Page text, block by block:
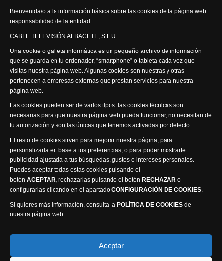
Bienvenida/o a la información básica sobre las cookies de la página web
responsabilidad de la entidad:
CABLE TELEVISIÓN ALBACETE, S.L.U
Una cookie o galleta informática es un pequeño archivo de información
que se guarda en tu ordenador, “smartphone” o tableta cada vez que
visitas nuestra página web. Algunas cookies son nuestras y otras
pertenecen a empresas externas que prestan servicios para nuestra
página web.
Las cookies pueden ser de varios tipos: las cookies técnicas son
necesarias para que nuestra página web pueda funcionar, no necesitan de
tu autorización y son las únicas que tenemos activadas por defecto.
El resto de cookies sirven para mejorar nuestra página, para
personalizarla en base a tus preferencias, o para poder mostrarte
publicidad ajustada a tus búsquedas, gustos e intereses personales.
Puedes aceptar todas estas cookies pulsando el
botón ACEPTAR, rechazarlas pulsando el botón RECHAZAR o
configurarlas clicando en el apartado CONFIGURACIÓN DE COOKIES.
Si quieres más información, consulta la POLÍTICA DE COOKIES de
nuestra página web.
Aceptar
Actualidad Semanal
Síguenos
Visita nuestra productora
Política de privacidad
Política de cookies
Accesibilidad
Compromiso con la protección de datos personales
Visión Seis Televisión © 2014 Parque Empresarial
Ajusa, Calle 1 nº1, Ctra. Ayora - km 2.2, 02006